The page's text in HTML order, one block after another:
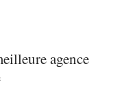
agence